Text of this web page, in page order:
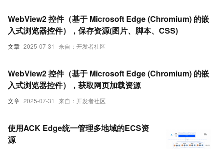
文章 2025-07-31 来自：开发者社区
WebView2 控件（基于 Microsoft Edge (Chromium) 的嵌
入式浏览器控件），保存资源(图片、脚本、CSS)
文章 2025-07-31 来自：开发者社区
WebView2 控件（基于 Microsoft Edge (Chromium) 的嵌
入式浏览器控件），获取网页加载资源
使用ACK Edge统一管理多地域的ECS资
源